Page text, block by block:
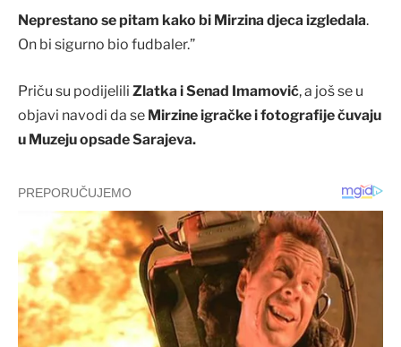
Neprestano se pitam kako bi Mirzina djeca izgledala.
On bi sigurno bio fudbaler.”
Priču su podijelili Zlatka i Senad Imamović, a još se u
objavi navodi da se Mirzine igračke i fotografije čuvaju
u Muzeju opsade Sarajeva.